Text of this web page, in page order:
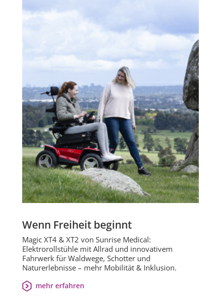
Wenn Freiheit beginnt
Magic XT4 & XT2 von Sunrise Medical:
Elektrorollstühle mit Allrad und innovativem
Fahrwerk für Waldwege, Schotter und
Naturerlebnisse – mehr Mobilität & Inklusion.
mehr erfahren